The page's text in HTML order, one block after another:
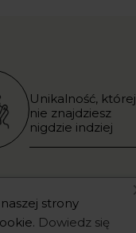
Unikalność, której
nie znajdziesz
nigdzie indziej
strony
Dowiedz się